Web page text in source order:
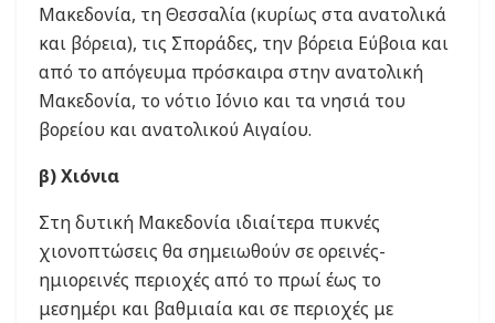
Μακεδονία, τη Θεσσαλία (κυρίως στα ανατολικά
και βόρεια), τις Σποράδες, την βόρεια Εύβοια και
από το απόγευμα πρόσκαιρα στην ανατολική
Μακεδονία, το νότιο Ιόνιο και τα νησιά του
βορείου και ανατολικού Αιγαίου.
β) Χιόνια
Στη δυτική Μακεδονία ιδιαίτερα πυκνές
χιονοπτώσεις θα σημειωθούν σε ορεινές-
ημιορεινές περιοχές από το πρωί έως το
μεσημέρι και βαθμιαία και σε περιοχές με